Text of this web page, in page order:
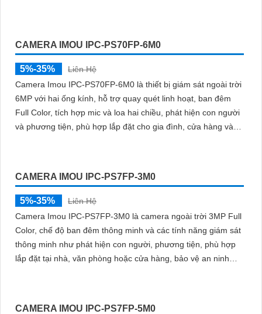
CAMERA IMOU IPC-PS70FP-6M0
5%-35%
Liên Hệ
Camera Imou IPC-PS70FP-6M0 là thiết bị giám sát ngoài trời
6MP với hai ống kính, hỗ trợ quay quét linh hoạt, ban đêm
Full Color, tích hợp mic và loa hai chiều, phát hiện con người
và phương tiện, phù hợp lắp đặt cho gia đình, cửa hàng và
CAMERA IMOU IPC-PS7FP-3M0
5%-35%
Liên Hệ
Camera Imou IPC-PS7FP-3M0 là camera ngoài trời 3MP Full
Color, chế độ ban đêm thông minh và các tính năng giám sát
thông minh như phát hiện con người, phương tiện, phù hợp
lắp đặt tại nhà, văn phòng hoặc cửa hàng, bảo vệ an ninh
CAMERA IMOU IPC-PS7FP-5M0